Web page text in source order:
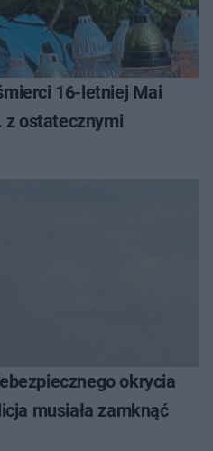
16-letniej Mai
z ostatecznymi
okrycia
musiała zamknąć